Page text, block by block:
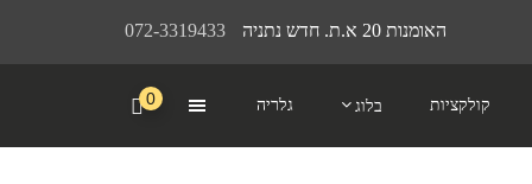
072-3319433 האומנות 20 א.ת. חדש נתניה
קולקציות בלוג גלריה 0